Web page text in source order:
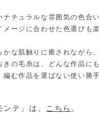
ナチュラルな雰囲気の色合
メージに合わせた色選びも
かな肌触りに癒されながら
きの毛糸は、どんな作品に
編む作品を選ばない使い勝
ンテ」は、 こちら 。